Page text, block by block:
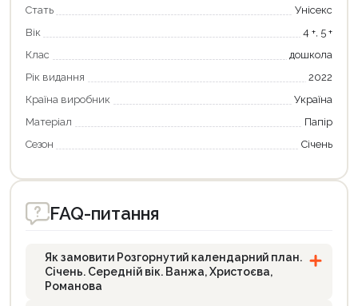
Стать
Унісекс
Вік
4 +, 5 +
Клас
дошкола
Рік видання
2022
Країна виробник
Україна
Матеріал
Папір
Сезон
Січень
FAQ-питання
Як замовити Розгорнутий календарний план.
Січень. Середній вік. Ванжа, Христоєва,
Романова
Продовжити покупки